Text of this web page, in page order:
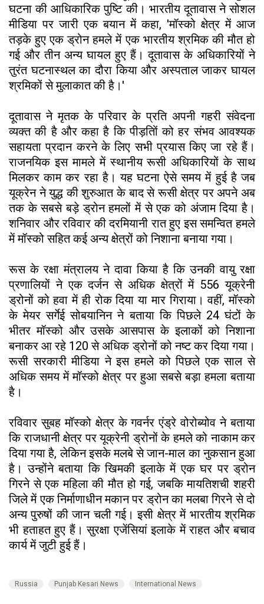
घटना की आधिकारिक पुष्टि की। भारतीय दूतावास ने सोशल
मीडिया पर जारी एक बयान में कहा, 'मॉस्को क्षेत्र में आज
तड़के हुए एक ड्रोन हमले में एक भारतीय श्रमिक की मौत हो
गई और तीन अन्य घायल हुए हैं। दूतावास के अधिकारियों ने
तुरंत घटनास्थल का दौरा किया और अस्पताल जाकर घायल
श्रमिकों से मुलाकात की है।'
दूतावास ने मृतक के परिवार के प्रति अपनी गहरी संवेदना
व्यक्त की है और कहा है कि पीड़तिों को हर संभव आवश्यक
सहायता प्रदान करने के लिए सभी प्रयास किए जा रहे हैं।
राजनयिक इस मामले में स्थानीय रूसी अधिकारियों के साथ
मिलकर काम कर रहा है। यह घटना ऐसे समय में हुई है जब
यूक्रेन ने युद्ध की शुरुआत के बाद से रूसी क्षेत्र पर अपने अब
तक के सबसे बड़े ड्रोन हमलों में से एक को अंजाम दिया है।
शनिवार और रविवार की दरमियानी रात हुए इस समन्वित हमले
में मॉस्को सहित कई अन्य क्षेत्रों को निशाना बनाया गया।
रूस के रक्षा मंत्रालय ने दावा किया है कि उनकी वायु रक्षा
प्रणालियों ने एक दर्जन से अधिक क्षेत्रों में 556 यूक्रेनी
ड्रोनों को हवा में ही रोक दिया या मार गिराया। वहीं, मॉस्को
के मेयर सर्गेई सोबयानिन ने बताया कि पिछले 24 घंटों के
भीतर मॉस्को और उसके आसपास के इलाकों को निशाना
बनाकर आ रहे 120 से अधिक ड्रोनों को नष्ट कर दिया गया।
रूसी सरकारी मीडिया ने इस हमले को पिछले एक साल से
अधिक समय में मॉस्को क्षेत्र पर हुआ सबसे बड़ा हमला बताया
है।
रविवार सुबह मॉस्को क्षेत्र के गवर्नर एंड्रे वोरोब्योव ने बताया
कि राजधानी क्षेत्र पर यूक्रेनी ड्रोनों के हमले को नाकाम कर
दिया गया है, लेकिन इसके मलबे से जान-माल का नुकसान हुआ
है। उन्होंने बताया कि खिमकी इलाके में एक घर पर ड्रोन
गिरने से एक महिला की मौत हो गई, जबकि मायतिशची शहरी
जिले में एक निर्माणाधीन मकान पर ड्रोन का मलबा गिरने से दो
अन्य पुरुषों की जान चली गई। इसी क्षेत्र में भारतीय श्रमिक
भी हताहत हुए हैं। सुरक्षा एजेंसियां इलाके में राहत और बचाव
कार्य में जुटी हुई हैं।
Russia Punjab Kesari News International News